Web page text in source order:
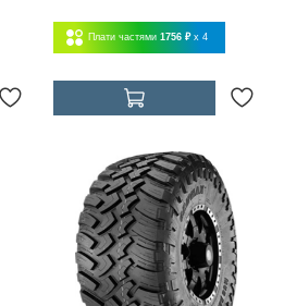
Плати частями 1756 ₽ x 4